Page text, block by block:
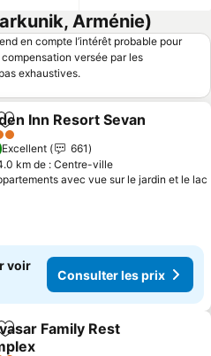
Arménie)
en compte l’intérêt probable pour
versée par les
exhaustives.
Ajouter à mes favoris
Inn Resort Sevan
Excellent
661
km de : Centre-ville
avec vue sur le jardin et le lac
voir
Consulter les prix
Ajouter à mes favoris
Family Rest